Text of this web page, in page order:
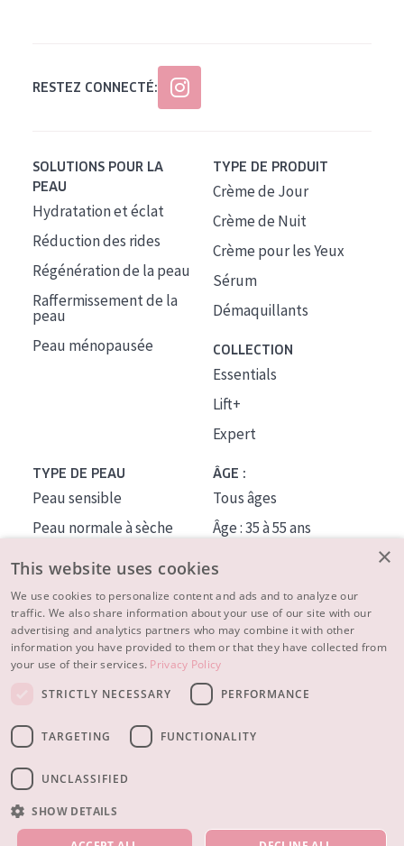
NOS PRODUITS
RESTEZ CONNECTÉ:
SOLUTIONS POUR LA
PEAU
Hydratation et éclat
Réduction des rides
Régénération de la peau
Raffermissement de la
peau
Peau ménopausée
TYPE DE PRODUIT
Crème de Jour
Crème de Nuit
Crème pour les Yeux
Sérum
Démaquillants
COLLECTION
Essentials
Lift+
Expert
TYPE DE PEAU
Peau sensible
Peau normale à sèche
Peau mixte ou grasse
Peau mature
Peau ménopausée
ÂGE :
Tous âges
Âge : 35 à 55 ans
À PROPOS
CONSEILS BEAUTÉ
×
This website uses cookies
We use cookies to personalize content and ads and to analyze our
traffic. We also share information about your use of our site with our
advertising and analytics partners who may combine it with other
information you have provided to them or that they have collected from
your use of their services. Privacy Policy
STRICTLY NECESSARY
PERFORMANCE
TARGETING FUNCTIONALITY
UNCLASSIFIED
SHOW DETAILS